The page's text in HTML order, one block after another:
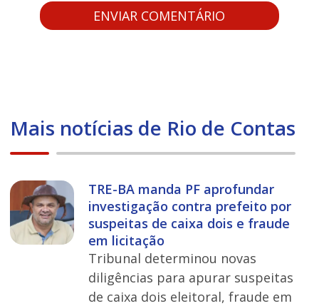
Mais notícias de Rio de Contas
TRE-BA manda PF aprofundar
investigação contra prefeito por
suspeitas de caixa dois e fraude
em licitação
Tribunal determinou novas
diligências para apurar suspeitas
de caixa dois eleitoral, fraude em